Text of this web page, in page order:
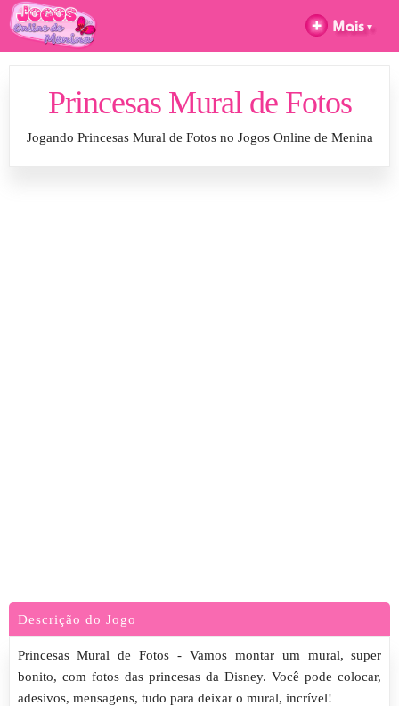
Princesas Mural de Fotos
Jogando Princesas Mural de Fotos no Jogos Online de Menina
Descrição do Jogo
Princesas Mural de Fotos - Vamos montar um mural, super
bonito, com fotos das princesas da Disney. Você pode colocar,
adesivos, mensagens, tudo para deixar o mural, incrível!